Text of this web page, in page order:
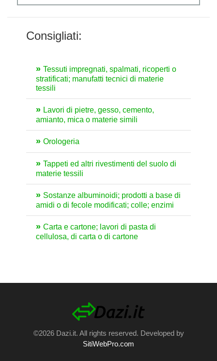
Consigliati:
Tessuti impregnati, spalmati, ricoperti o
stratificati; manufatti tecnici di materie
tessili
Lavori di pietre, gesso, cemento,
amianto, mica o materie simili
Orologeria
Tappeti ed altri rivestimenti del suolo di
materie tessili
Sostanze albuminoidi; prodotti a base di
amidi o di fecole modificati; colle; enzimi
Carta e cartone; lavori di pasta di
cellulosa, di carta o di cartone
©2026 Dazi.it. All rights reserved. Developed by
SitiWebPro.com